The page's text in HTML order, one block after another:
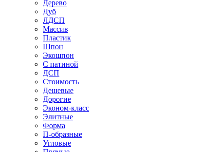
Дерево
Дуб
ЛДСП
Массив
Пластик
Шпон
Экошпон
С патиной
ДСП
Стоимость
Дешевые
Дорогие
Эконом-класс
Элитные
Форма
П-образные
Угловые